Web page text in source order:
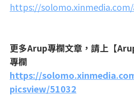
https://solomo.xinmedia.com/
更多Arup專欄文章，請上【
專欄
https://
picsview/51032